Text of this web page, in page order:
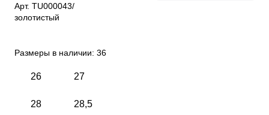
Арт. TU000043/
золотистый
Размеры в наличии: 36
26 27
28 28,5